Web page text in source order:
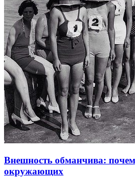
Внешность обманчива:
окружающих